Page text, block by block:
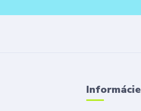
Informácie